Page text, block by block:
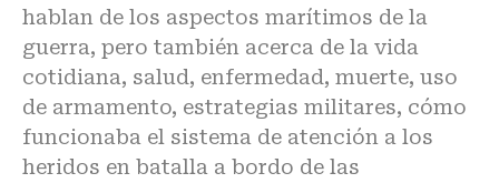
hablan de los aspectos marítimos de la
guerra, pero también acerca de la vida
cotidiana, salud, enfermedad, muerte, uso
de armamento, estrategias militares, cómo
funcionaba el sistema de atención a los
heridos en batalla a bordo de las